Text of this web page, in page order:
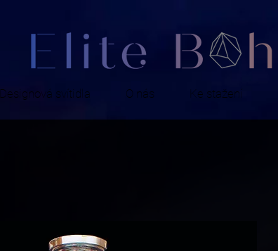
Designová svítidla O nás Ke stažení